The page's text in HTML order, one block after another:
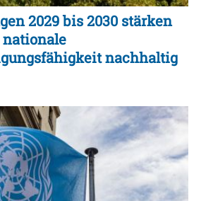
2029 bis 2030 stärken
nationale
nachhaltig